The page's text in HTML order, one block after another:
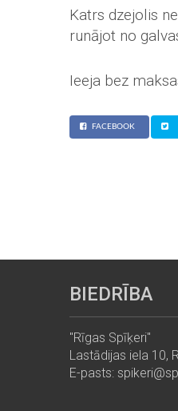
Katrs dzejolis
runājot no
Ieeja bez
FACEBOOK
BIEDRĪBA
"Rīgas Spīķeri"
Lastādijas iela 10,
E-pasts: